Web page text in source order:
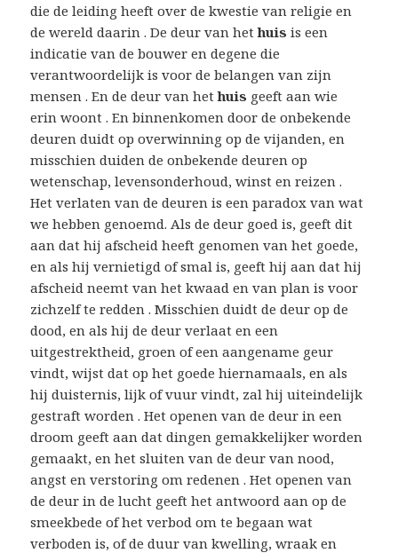
die de leiding heeft over de kwestie van religie en
de wereld daarin . De deur van hethuis is een
indicatie van de bouwer en degene die
verantwoordelijk is voor de belangen van zijn
mensen . En de deur van hethuis geeft aan wie
erin woont . En binnenkomen door de onbekende
deuren duidt op overwinning op de vijanden, en
misschien duiden de onbekende deuren op
wetenschap, levensonderhoud, winst en reizen .
Het verlaten van de deuren is een paradox van wat
we hebben genoemd. Als de deur goed is, geeft dit
aan dat hij afscheid heeft genomen van het goede,
en als hij vernietigd of smal is, geeft hij aan dat hij
afscheid neemt van het kwaad en van plan is voor
zichzelf te redden . Misschien duidt de deur op de
dood, en als hij de deur verlaat en een
uitgestrektheid, groen of een aangename geur
vindt, wijst dat op het goede hiernamaals, en als
hij duisternis, lijk of vuur vindt, zal hij uiteindelijk
gestraft worden . Het openen van de deur in een
droom geeft aan dat dingen gemakkelijker worden
gemaakt, en het sluiten van de deur van nood,
angst en verstoring om redenen . Het openen van
de deur in de lucht geeft het antwoord aan op de
smeekbede of het verbod om te begaan wat
verboden is, of de duur van kwelling, wraak en